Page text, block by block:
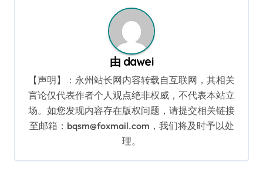
由 dawei
【声明】：永州站长网内容转载自互联网，其相关
言论仅代表作者个人观点绝非权威，不代表本站立
场。如您发现内容存在版权问题，请提交相关链接
至邮箱：bqsm@foxmail.com，我们将及时予以处
理。